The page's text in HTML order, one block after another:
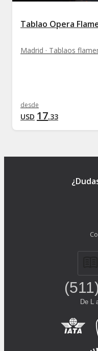
Tablao Opera
Madrid · Tablaos
desde
USD 17.33
De L